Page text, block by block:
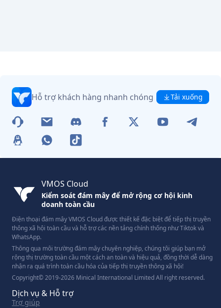
Hỗ trợ khách hàng nhanh chóng Tải xuống
VMOS Cloud
Kiểm soát đám mây để mở rộng cơ hội kinh
doanh toàn cầu
Điện thoại đám mây VMOS Cloud được thiết kế đặc biệt để tiếp thị truyền
thông xã hội toàn cầu và hỗ trợ các nền tảng chính thống như Tiktok và
WhatsApp.
Thông qua môi trường đám mây chuyên nghiệp, chúng tôi giúp bạn mở
rộng thị trường toàn cầu một cách an toàn và hiệu quả, đồng thời dễ dàng
nhận ra quá trình toàn cầu hóa của tiếp thị truyền thông xã hội!
Copyright© 2019-2026 Minical International Limited All right reserved.
Dịch vụ & Hỗ trợ
Trợ giúp